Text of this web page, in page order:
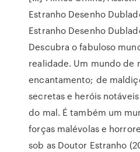
Estranho Desenho
Estranho Desenho
Descubra o fabuloso
realidade. Um mundo de
encantamento; de
secretas e heróis
do mal. É também um
forças malévolas e
sob as Doutor Estranho